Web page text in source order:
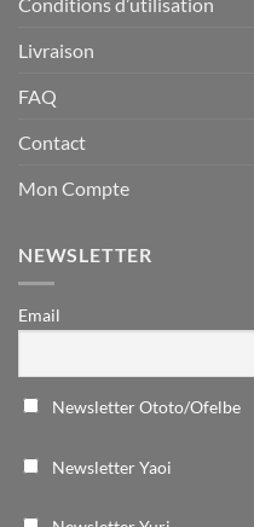
Livraison
FAQ
Contact
Mon Compte
NEWSLETTER
Email
Newsletter Ototo/Ofelbe
Newsletter Yaoi